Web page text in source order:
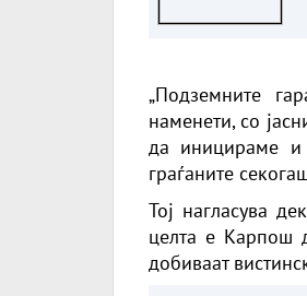
„Подземните
наменети, со
да иницираме и
граѓаните
Тој нагласува
целта е Карпош
добиваат